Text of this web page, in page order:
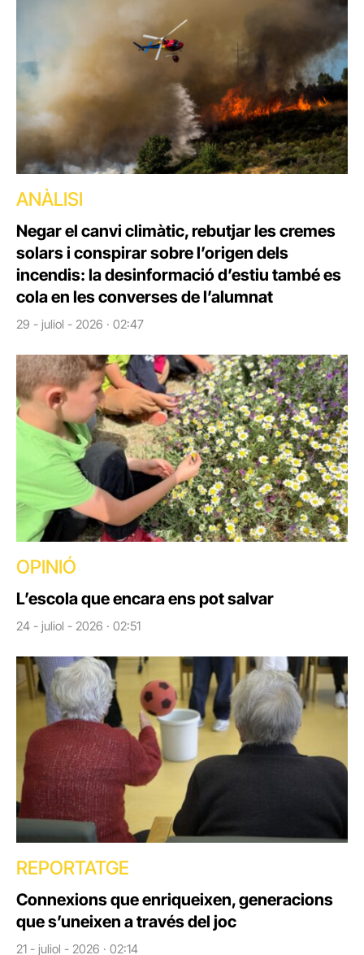
ANÀLISI
Negar el canvi climàtic, rebutjar les cremes
solars i conspirar sobre l’origen dels
incendis: la desinformació d’estiu també es
cola en les converses de l’alumnat
29 - juliol - 2026 · 02:47
OPINIÓ
L’escola que encara ens pot salvar
24 - juliol - 2026 · 02:51
REPORTATGE
Connexions que enriqueixen, generacions
que s’uneixen a través del joc
21 - juliol - 2026 · 02:14